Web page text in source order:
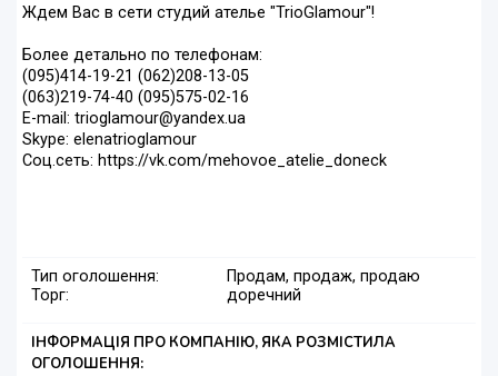
Ждем Вас в сети студий ателье "TrioGlamour"!
Более детально по телефонам:
(095)414-19-21 (062)208-13-05
(063)219-74-40 (095)575-02-16
E-mail: trioglamour@yandex.ua
Skype: elenatrioglamour
Соц.сеть: https://vk.com/mehovoe_atelie_doneck
Тип оголошення:
Продам, продаж, продаю
Торг:
доречний
ІНФОРМАЦІЯ ПРО КОМПАНІЮ, ЯКА РОЗМІСТИЛА
ОГОЛОШЕННЯ: